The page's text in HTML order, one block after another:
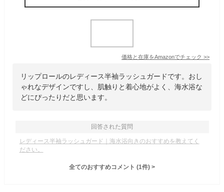
価格と在庫をAmazonでチェック >>
リップロールのレディース半袖ラッシュガードです。おし
ゃれなデザインですし、肌触りと着心地がよく、海水浴な
どにぴったりだと思います。
回答された質問
レディース半袖ラッシュガード｜海水浴向きのおすすめを教えてく
ださい。
全てのおすすめコメント (1件) >